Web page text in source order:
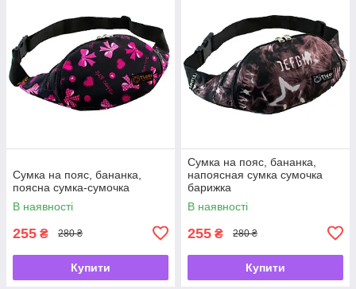
Сумка на пояс, бананка,
поясна сумка-сумочка
В наявності
255 ₴ 280 ₴
Купити
Сумка на пояс, бананка,
напоясная сумка сумочка
барижка
В наявності
255 ₴ 280 ₴
Купити